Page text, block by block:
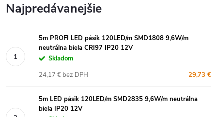
Najpredávanejšie
5m PROFI LED pásik 120LED/m SMD1808 9,6W/m
neutrálna biela CRI97 IP20 12V
Skladom
29,73 €
24,17 € bez DPH
5m LED pásik 120LED/m SMD2835 9,6W/m neutrálna
biela IP20 12V